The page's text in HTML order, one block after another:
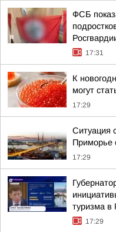
ФСБ
17:31
К
могут
17:29
Ситуация
Приморье
17:29
туризма в
17:29